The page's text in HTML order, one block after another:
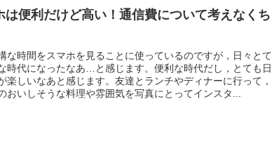
は便利だけど高い！通信費について考えなくち
な時間をスマホを見ることに使っているのですが，日々とて
時代になったなあ…と感じます。便利な時代だし，とても日
楽しいなあと感じます。友達とランチやディナーに行って，
おいしそうな料理や雰囲気を写真にとってインスタ...